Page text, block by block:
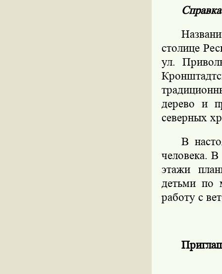
столице
ул.
дерево и
северных
В
человека.
этажи
детьми по
работу с